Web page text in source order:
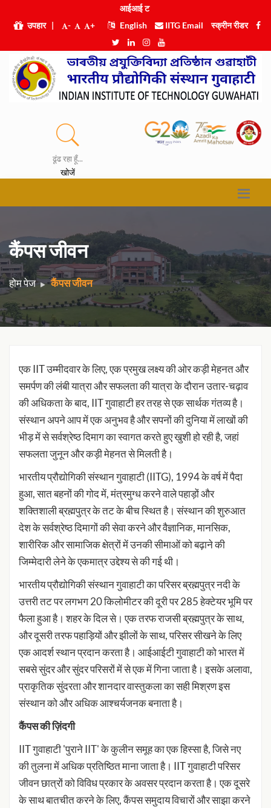
आईआ|
उपहार
| - + English IITG Email स्क्रीन रीडर
ढूंढ रहा हूँ...
खोजें
कैंपस जीवन
होम पेज कैंपस जीवन
एक IIT उम्मीदवार के लिए, एक प्रमुख लक्ष्य की ओर कड़ी मेहनत और
समर्पण की लंबी यात्रा और सफलता की यात्रा के दौरान उतार-चढ़ाव
की अधिकता के बाद, IIT गुवाहाटी हर तरह से एक सार्थक गंतव्य है।
संस्थान अपने आप में एक अनुभव है और सपनों की दुनिया में लाखों की
भीड़ में से सर्वश्रेष्ठ दिमाग का स्वागत करते हुए खुशी हो रही है, जहां
सफलता जुनून और कड़ी मेहनत से मिलती है।
भारतीय प्रौद्योगिकी संस्थान गुवाहाटी (IITG), 1994 के वर्ष में पैदा
हुआ, सात बहनों की गोद में, मंत्रमुग्ध करने वाले पहाड़ों और
शक्तिशाली ब्रह्मपुत्र के तट के बीच स्थित है। संस्थान की शुरुआत
देश के सर्वश्रेष्ठ दिमागों की सेवा करने और वैज्ञानिक, मानसिक,
शारीरिक और सामाजिक क्षेत्रों में उनकी सीमाओं को बढ़ाने की
जिम्मेदारी लेने के एकमात्र उद्देश्य से की गई थी।
भारतीय प्रौद्योगिकी संस्थान गुवाहाटी का परिसर ब्रह्मपुत्र नदी के
उत्तरी तट पर लगभग 20 किलोमीटर की दूरी पर 285 हेक्टेयर भूमि पर
फैला हुआ है। शहर के दिल से। एक तरफ राजसी ब्रह्मपुत्र के साथ,
और दूसरी तरफ पहाड़ियों और झीलों के साथ, परिसर सीखने के लिए
एक आदर्श स्थान प्रदान करता है। आईआईटी गुवाहाटी को भारत में
सबसे सुंदर और सुंदर परिसरों में से एक में गिना जाता है। इसके अलावा,
प्राकृतिक सुंदरता और शानदार वास्तुकला का सही मिश्रण इस
संस्थान को और अधिक आश्चर्यजनक बनाता है।
कैंपस की ज़िंदगी
IIT गुवाहाटी 'पुराने IIT' के कुलीन समूह का एक हिस्सा है, जिसे नए
की तुलना में अधिक प्रतिष्ठित माना जाता है। IIT गुवाहाटी परिसर
जीवन छात्रों को विविध प्रकार के अवसर प्रदान करता है। एक दूसरे
के साथ बातचीत करने के लिए, कैंपस समुदाय विचारों और साझा करने